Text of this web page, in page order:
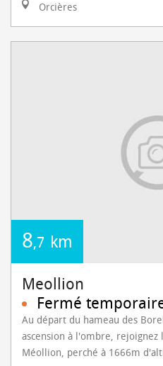
Orcières
8,7 km
Meollion
Fermé
Au départ du hameau des
ascension à l'ombre, rejoignez
Méollion, perché à 1666m